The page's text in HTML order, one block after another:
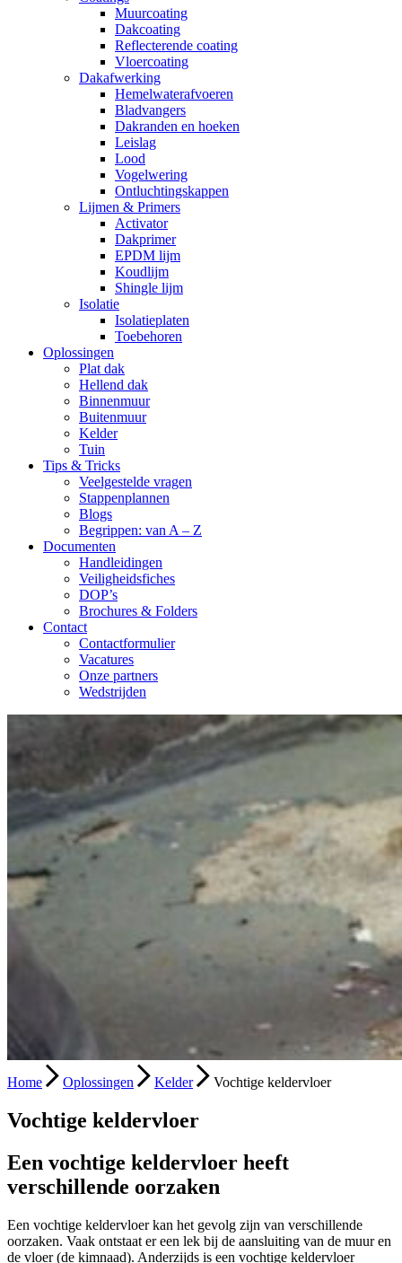
Muurcoating
Dakcoating
Reflecterende coating
Vloercoating
Dakafwerking
Hemelwaterafvoeren
Bladvangers
Dakranden en hoeken
Leislag
Lood
Vogelwering
Ontluchtingskappen
Lijmen & Primers
Activator
Dakprimer
EPDM lijm
Koudlijm
Shingle lijm
Isolatie
Isolatieplaten
Toebehoren
Oplossingen
Plat dak
Hellend dak
Binnenmuur
Buitenmuur
Kelder
Tuin
Tips & Tricks
Veelgestelde vragen
Stappenplannen
Blogs
Begrippen: van A – Z
Documenten
Handleidingen
Veiligheidsfiches
DOP’s
Brochures & Folders
Contact
Contactformulier
Vacatures
Onze partners
Wedstrijden
Home Oplossingen Kelder Vochtige keldervloer
Vochtige keldervloer
Een vochtige keldervloer heeft
verschillende oorzaken
Een vochtige keldervloer kan het gevolg zijn van verschillende
oorzaken. Vaak ontstaat er een lek bij de aansluiting van de muur en
de vloer (de kimnaad). Anderzijds is een vochtige keldervloer